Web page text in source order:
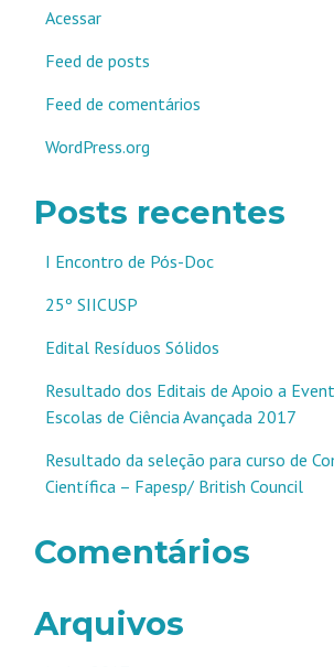
Acessar
Feed de posts
Feed de comentários
WordPress.org
Posts recentes
I Encontro de Pós-Doc
25º SIICUSP
Edital Resíduos Sólidos
Resultado dos Editais de Apoio a
Escolas de Ciência Avançada 2017
Resultado da seleção para curso de
Científica – Fapesp/ British Council
Comentários
Arquivos